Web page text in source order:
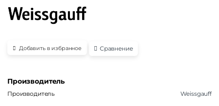
Добавить в избранное Сравнение
Производитель
Производитель Weissgauff